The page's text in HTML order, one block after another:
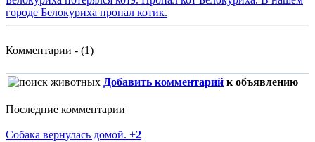
городе Белокуриха пропал котик.
Комментарии - (1)
Добавить комментарий к объявлению
Последние комментарии
Собака вернулась домой. +2